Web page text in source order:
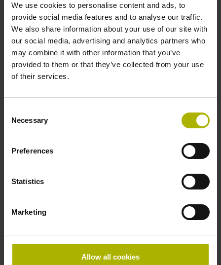
We use cookies to personalise content and ads, to
provide social media features and to analyse our traffic.
We also share information about your use of our site with
our social media, advertising and analytics partners who
may combine it with other information that you’ve
provided to them or that they’ve collected from your use
of their services.
Selection
Necessary
Preferences
Statistics
Marketing
Allow all cookies
Messlänge
1830 mm
Befestigungsart
Breite
Downloads / CAD / Montage
Anschlussmaße